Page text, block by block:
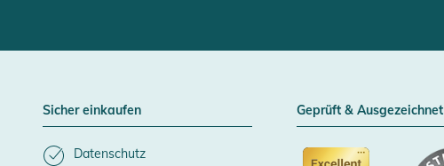
Sicher einkaufen
Datenschutz
Geprüft & Ausgezeichnet